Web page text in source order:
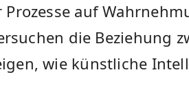
auf
die Beziehung
wie künstliche